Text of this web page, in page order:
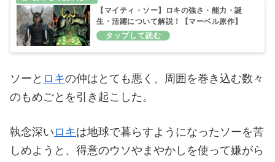
【マイティ・ソー】ロキの強さ・能力・誕
生・活躍について解説！【マーベル原作】
ソーと ロキの仲はとても悪く、周囲を巻き込む数々
のもめごとを引き起こした。
執念深い ロキは地球で暮らすようになったソーを苦
しめようと、得意のウソやまやかしを使って嫌がら